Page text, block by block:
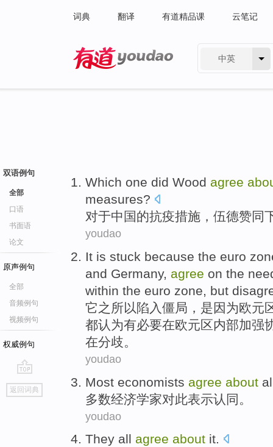
词典 翻译 有道精品课 云笔记
中英
双语例句
全部
口语
书面语
论文
原声例句
全部
音频例句
视频例句
权威例句
go
top
返回词典
Which one did Wood agree
measures?
对于中国的抗疫措施，伍德赞同
youdao
It is stuck because the euro
and Germany, agree on the
within the euro zone, but
它之所以陷入僵局， 是因为欧元
都认为有必要在欧元区内部加强
在分歧。
youdao
Most economists agree about
多数经济学家对此表示认同 。
youdao
They all agree about it.